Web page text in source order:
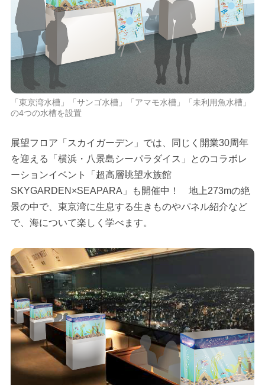
「東京湾水槽」「サンゴ水槽」「アマモ水槽」「未利用魚水槽」
の4つの水槽を設置
展望フロア「スカイガーデン」では、同じく開業30周年
を迎える「横浜・八景島シーパラダイス」とのコラボレ
ーションイベント「超高層眺望水族館
SKYGARDEN×SEAPARA」も開催中！ 地上273mの絶
景の中で、東京湾に生息する生きものやパネル紹介など
で、海について楽しく学べます。